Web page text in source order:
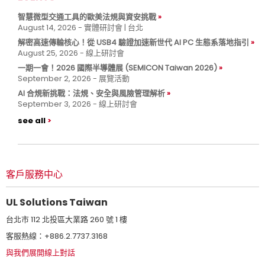
智慧微型交通工具的歐美法規與資安挑戰
August 14, 2026 - 實體研討會 | 台北
解密高速傳輸核心！從 USB4 驗證加速新世代 AI PC 生態系落地指引
August 25, 2026 - 線上研討會
一期一會！2026 國際半導體展 (SEMICON Taiwan 2026)
September 2, 2026 - 展覽活動
AI 合規新挑戰：法規、安全與風險管理解析
September 3, 2026 - 線上研討會
see all
客戶服務中心
UL Solutions Taiwan
台北市 112 北投區大業路 260 號 1 樓
客服熱線：+886.2.7737.3168
與我們展開線上對話